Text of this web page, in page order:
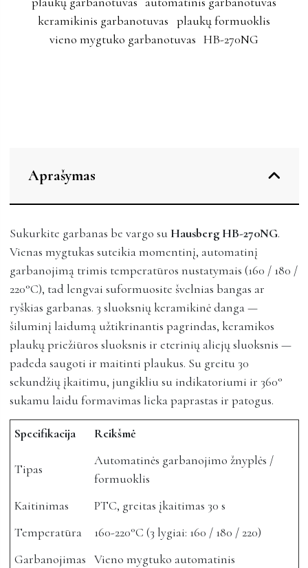
keramikinis garbanotuvas plaukų formuoklis
vieno mygtuko garbanotuvas HB-270NG
Aprašymas
Sukurkite garbanas be vargo su Hausberg HB-270NG.
Vienas mygtukas suteikia momentinį, automatinį
garbanojimą trimis temperatūros nustatymais (160 / 180 /
220°C), tad lengvai suformuosite švelnias bangas ar
ryškias garbanas. 3 sluoksnių keramikinė danga —
šiluminį laidumą užtikrinantis pagrindas, keramikos
plaukų priežiūros sluoksnis ir eterinių aliejų sluoksnis —
padeda saugoti ir maitinti plaukus. Su greitu 30
sekundžių įkaitimu, jungikliu su indikatoriumi ir 360°
sukamu laidu formavimas lieka paprastas ir patogus.
Specifikacija Reikšmė
Tipas
Automatinės garbanojimo žnyplės /
formuoklis
Kaitinimas
PTC, greitas įkaitimas 30 s
Temperatūra
160-220°C (3 lygiai: 160 / 180 / 220)
Garbanojimas Vieno mygtuko automatinis